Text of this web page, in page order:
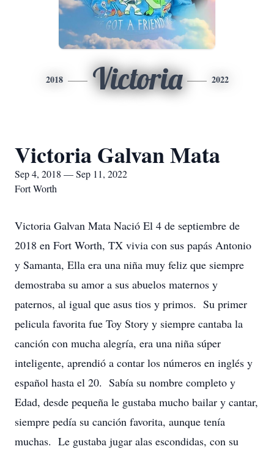
2018 Victoria 2022
Victoria Galvan Mata
Sep 4, 2018 — Sep 11, 2022
Fort Worth
Victoria Galvan Mata Nació El 4 de septiembre de
2018 en Fort Worth, TX vivia con sus papás Antonio
y Samanta, Ella era una niña muy feliz que siempre
demostraba su amor a sus abuelos maternos y
paternos, al igual que asus tios y primos. Su primer
pelicula favorita fue Toy Story y siempre cantaba la
canción con mucha alegría, era una niña súper
inteligente, aprendió a contar los números en inglés y
español hasta el 20. Sabía su nombre completo y
Edad, desde pequeña le gustaba mucho bailar y cantar,
siempre pedía su canción favorita, aunque tenía
muchas. Le gustaba jugar alas escondidas, con su